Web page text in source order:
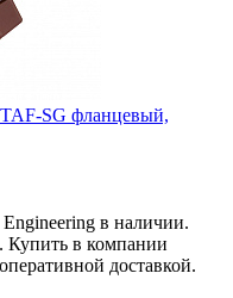
SG фланцевый,
в наличии.
Купить в компании
доставкой.